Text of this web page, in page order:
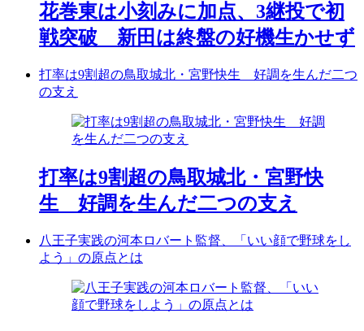
花巻東は小刻みに加点、3継投で初
戦突破 新田は終盤の好機生かせず
打率は9割超の鳥取城北・宮野快生 好調を生んだ二つ
の支え
打率は9割超の鳥取城北・宮野快
生 好調を生んだ二つの支え
八王子実践の河本ロバート監督、「いい顔で野球をし
よう」の原点とは